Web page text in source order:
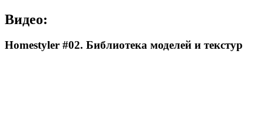
Видео:
Homestyler #02. Библиотека моделей и текстур